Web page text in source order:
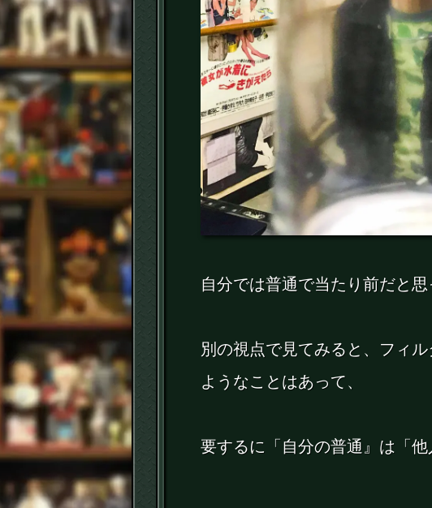
自分では普通で当たり前だと思
別の視点で見てみると、フィ
ようなことはあって、
要するに「自分の普通』は「他